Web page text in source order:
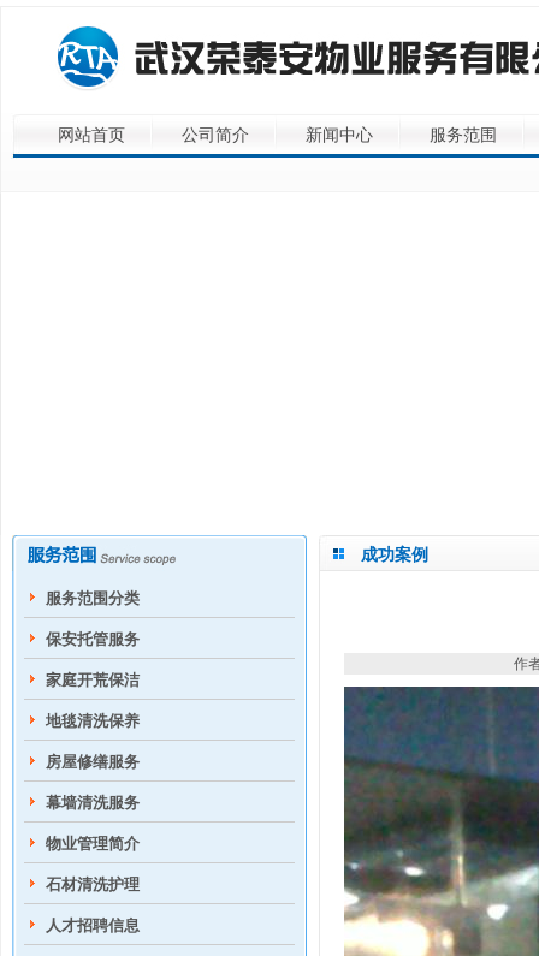
网站首页 公司简介 新闻中心 服务范围
服务范围分类
保安托管服务
家庭开荒保洁
地毯清洗保养
房屋修缮服务
幕墙清洗服务
物业管理简介
石材清洗护理
人才招聘信息
成功案例
作